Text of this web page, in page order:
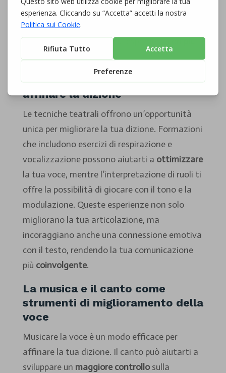
informale e stimolante facilita
l’apprendimento e diminuisce la paura del
giudizio, permettendoti di esprimerti conpiù
sicurezza
L’uso di tecniche teatrali per
affinare la dizione
Le tecniche teatrali offrono un’opportunità
unica per migliorare la tua dizione. Formazioni
che includono esercizi di respirazione e
vocalizzazione possono aiutarti a ottimizzare
la tua voce, mentre l’interpretazione di ruoli ti
offre la possibilità di giocare con il tono e la
modulazione. Queste esperienze non solo
migliorano la tua articolazione, ma
incoraggiano anche una connessione emotiva
con il testo, rendendo la tua comunicazione
più coinvolgente.
La musica e il canto come
strumenti di miglioramento della
voce
Musicare la voce è un modo efficace per
affinare la tua dizione. Il canto può aiutarti a
sviluppare un maggiore controllosulla